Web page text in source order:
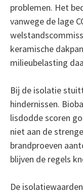
problemen. Het
vanwege de lage
keramische
milieubelasting
Bij de isolatie
hindernissen.
lisdodde scoren
niet aan de
brandproeven
blijven de regels
De